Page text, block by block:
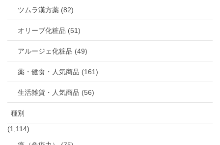
ツムラ漢方薬 (82)
オリーブ化粧品 (51)
アルージェ化粧品 (49)
薬・健食・人気商品 (161)
生活雑貨・人気商品 (56)
種別
(1,114)